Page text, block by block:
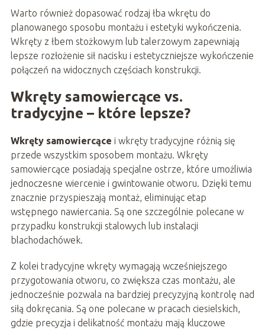
Warto również dopasować rodzaj łba wkrętu do
planowanego sposobu montażu i estetyki wykończenia.
Wkręty z łbem stożkowym lub talerzowym zapewniają
lepsze rozłożenie sił nacisku i estetyczniejsze wykończenie
połączeń na widocznych częściach konstrukcji.
Wkręty samowiercące vs.
tradycyjne – które lepsze?
Wkręty samowiercące i wkręty tradycyjne różnią się
przede wszystkim sposobem montażu. Wkręty
samowiercące posiadają specjalne ostrze, które umożliwia
jednoczesne wiercenie i gwintowanie otworu. Dzięki temu
znacznie przyspieszają montaż, eliminując etap
wstępnego nawiercania. Są one szczególnie polecane w
przypadku konstrukcji stalowych lub instalacji
blachodachówek.
Z kolei tradycyjne wkręty wymagają wcześniejszego
przygotowania otworu, co zwiększa czas montażu, ale
jednocześnie pozwala na bardziej precyzyjną kontrolę nad
siłą dokręcania. Są one polecane w pracach ciesielskich,
gdzie precyzja i delikatność montażu mają kluczowe